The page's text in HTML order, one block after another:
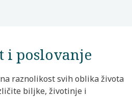
i poslovanje
raznolikost svih oblika života
biljke, životinje i